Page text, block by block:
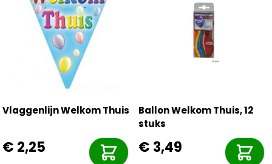
Vlaggenlijn Welkom Thuis
€ 2,25
Ballon Welkom Thuis, 12
stuks
€ 3,49